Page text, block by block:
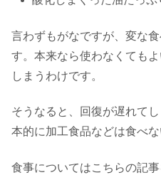
言わずもがなですが、変な
す。本来なら使わなくても
しまうわけです。
そうなると、回復が遅れて
本的に加工食品などは食べな
食事についてはこちらの記